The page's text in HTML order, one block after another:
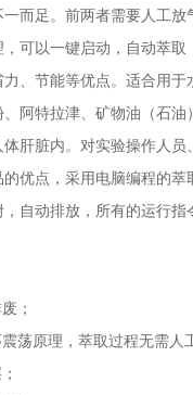
而足。前两者需要人工
可以一键启动，自动萃
、节能等优点。适合用
特拉津、矿物油（石油
肝脏内。对实验操作人员
点，采用电脑编程的萃
自动排放，所有的运行
；
原理，萃取过程无需人